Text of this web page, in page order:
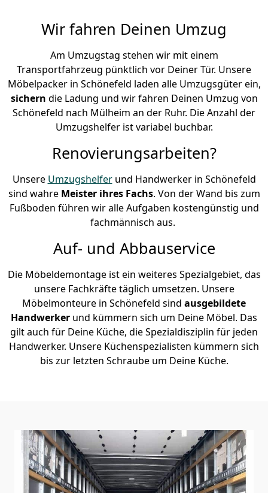
Wir fahren Deinen Umzug
Am Umzugstag stehen wir mit einem
Transportfahrzeug pünktlich vor Deiner Tür. Unsere
Möbelpacker in Schönefeld laden alle Umzugsgüter ein,
sichern die Ladung und wir fahren Deinen Umzug von
Schönefeld nach Mülheim an der Ruhr. Die Anzahl der
Umzugshelfer ist variabel buchbar.
Renovierungsarbeiten?
Unsere Umzugshelferund Handwerker in Schönefeld
sind wahre Meister ihres Fachs. Von der Wand bis zum
Fußboden führen wir alle Aufgaben kostengünstig und
fachmännisch aus.
Auf- und Abbauservice
Die Möbeldemontage ist ein weiteres Spezialgebiet, das
unsere Fachkräfte täglich umsetzen. Unsere
Möbelmonteure in Schönefeld sind ausgebildete
Handwerker und kümmern sich um Deine Möbel. Das
gilt auch für Deine Küche, die Spezialdisziplin für jeden
Handwerker. Unsere Küchenspezialisten kümmern sich
bis zur letzten Schraube um Deine Küche.